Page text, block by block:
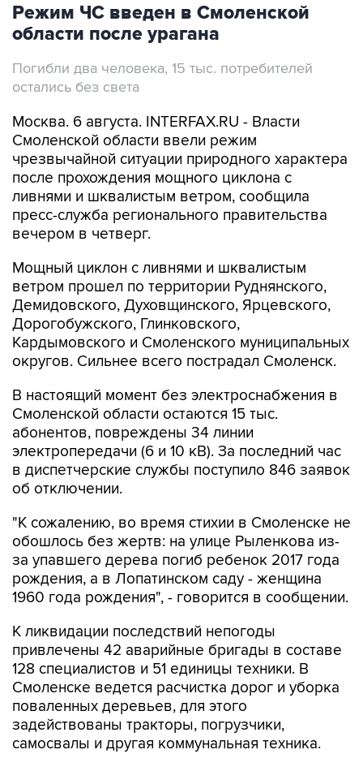
Режим ЧС введен в Смоленской
области после урагана
Погибли два человека, 15 тыс. потребителей
остались без света
Москва. 6 августа. INTERFAX.RU - Власти
Смоленской области ввели режим
чрезвычайной ситуации природного характера
после прохождения мощного циклона с
ливнями и шквалистым ветром, сообщила
пресс-служба регионального правительства
вечером в четверг.
Мощный циклон с ливнями и шквалистым
ветром прошел по территории Руднянского,
Демидовского, Духовщинского, Ярцевского,
Дорогобужского, Глинковского,
Кардымовского и Смоленского муниципальных
округов. Сильнее всего пострадал Смоленск.
В настоящий момент без электроснабжения в
Смоленской области остаются 15 тыс.
абонентов, повреждены 34 линии
электропередачи (6 и 10 кВ). За последний час
в диспетчерские службы поступило 846 заявок
об отключении.
"К сожалению, во время стихии в Смоленске не
обошлось без жертв: на улице Рыленкова из-
за упавшего дерева погиб ребенок 2017 года
рождения, а в Лопатинском саду - женщина
1960 года рождения", - говорится в сообщении.
К ликвидации последствий непогоды
привлечены 42 аварийные бригады в составе
128 специалистов и 51 единицы техники. В
Смоленске ведется расчистка дорог и уборка
поваленных деревьев, для этого
задействованы тракторы, погрузчики,
самосвалы и другая коммунальная техника.